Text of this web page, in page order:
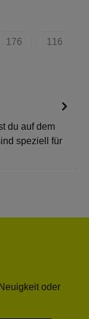
176
(Diese Option ist
116
(Diese
du auf dem
speziell für
oder